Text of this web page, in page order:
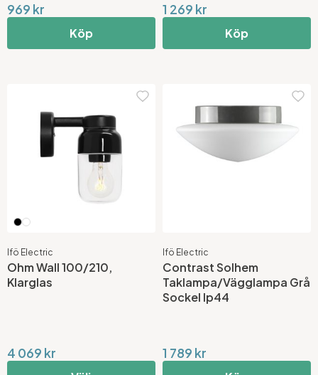
969 kr
Köp
1 269 kr
Köp
Ifö Electric
Ohm Wall 100/210,
Klarglas
4 069 kr
Ifö Electric
Contrast Solhem
Taklampa/Vägglampa Grå
Sockel Ip44
1 789 kr